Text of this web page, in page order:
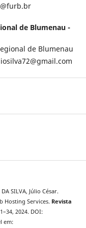
de Blumenau -
de Blumenau
SILVA, Júlio César.
Hosting Services. Revista
2024. DOI:
em: